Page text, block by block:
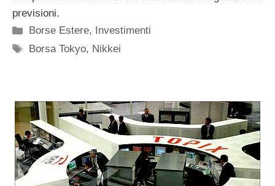
previsioni.
Categorie
Borse Estere,
Investimenti
Tag
Borsa Tokyo, Nikkei